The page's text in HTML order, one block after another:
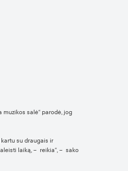
salė“ parodė, jog
su draugais ir
laiką, – reikia“, – sako